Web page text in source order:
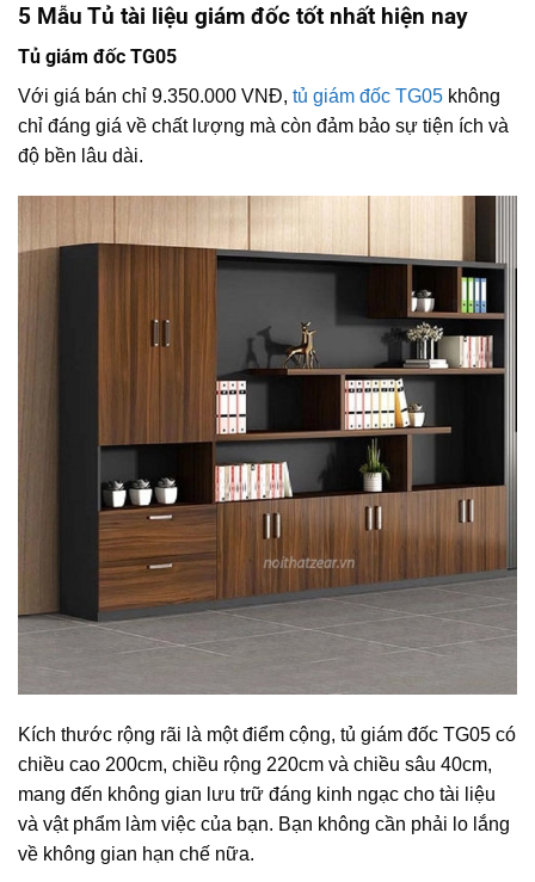
5 Mẫu Tủ tài liệu giám đốc tốt nhất hiện nay
Tủ giám đốc TG05
Với giá bán chỉ 9.350.000 VNĐ, tủ giám đốc TG05 không
chỉ đáng giá về chất lượng mà còn đảm bảo sự tiện ích và
độ bền lâu dài.
Kích thước rộng rãi là một điểm cộng, tủ giám đốc TG05 có
chiều cao 200cm, chiều rộng 220cm và chiều sâu 40cm,
mang đến không gian lưu trữ đáng kinh ngạc cho tài liệu
và vật phẩm làm việc của bạn. Bạn không cần phải lo lắng
về không gian hạn chế nữa.